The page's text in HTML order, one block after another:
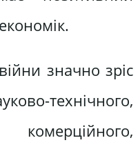
значно зріс
технічного,